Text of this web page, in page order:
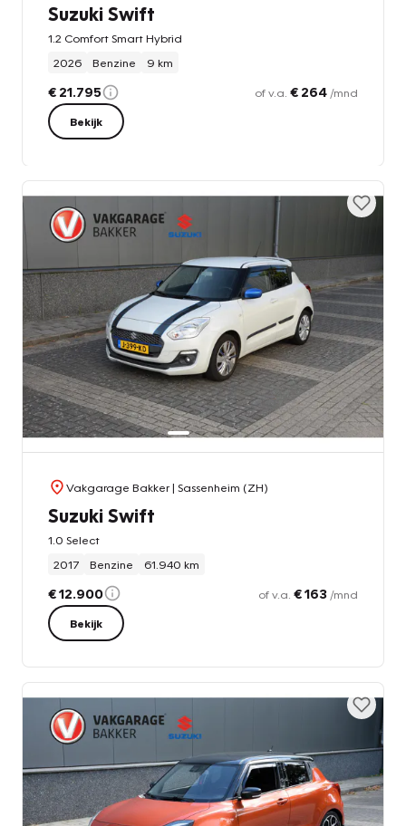
Suzuki Swift
1.2 Comfort Smart Hybrid
2026
Benzine 9 km
€ 21.795 of v.a. € 264 /mnd
Bekijk
Vakgarage Bakker| Sassenheim (ZH)
Suzuki Swift
1.0 Select
2017
Benzine 61.940 km
€ 12.900 of v.a. € 163 /mnd
Bekijk